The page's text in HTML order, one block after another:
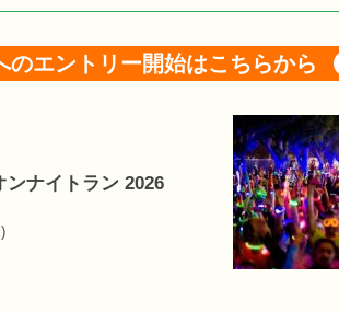
のエントリー開始はこちらから
ナイトラン 2026
)